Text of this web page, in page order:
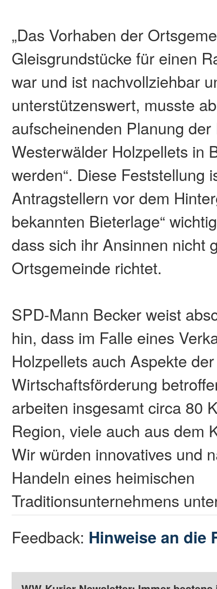
„Das Vorhaben der
Gleisgrundstücke für einen
war und ist nachvollziehbar
unterstützenswert, musste
aufscheinenden Planung der
Westerwälder Holzpellets in
werden“. Diese Feststellung
Antragstellern vor dem
bekannten Bieterlage“
dass sich ihr Ansinnen nicht
Ortsgemeinde richtet.
SPD-Mann Becker weist
hin, dass im Falle eines
Holzpellets auch Aspekte der
Wirtschaftsförderung
arbeiten insgesamt circa 80
Region, viele auch aus dem
Wir würden innovatives und
Handeln eines heimischen
Traditionsunternehmens
Feedback: Hinweise an die